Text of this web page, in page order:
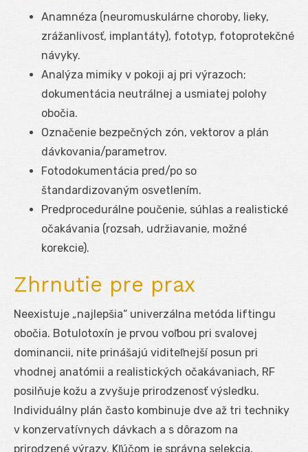
Anamnéza (neuromuskulárne choroby, lieky,
zrážanlivosť, implantáty), fototyp, fotoprotekčné
návyky.
Analýza mimiky v pokoji aj pri výrazoch;
dokumentácia neutrálnej a usmiatej polohy
obočia.
Označenie bezpečných zón, vektorov a plán
dávkovania/parametrov.
Fotodokumentácia pred/po so
štandardizovaným osvetlením.
Predprocedurálne poučenie, súhlas a realistické
očakávania (rozsah, udržiavanie, možné
korekcie).
Zhrnutie pre prax
Neexistuje „najlepšia“ univerzálna metóda liftingu
obočia. Botulotoxín je prvou voľbou pri svalovej
dominancii, nite prinášajú viditeľnejší posun pri
vhodnej anatómii a realistických očakávaniach, RF
posilňuje kožu a zvyšuje prirodzenosť výsledku.
Individuálny plán často kombinuje dve až tri techniky
v konzervatívnych dávkach a s dôrazom na
prirodzené výrazy. Kľúčom je správna selekcia,